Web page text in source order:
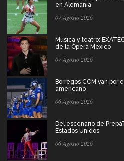
en Alemania
07 Agosto 2026
Música y teatro:
de la Ópera Mexico
07 Agosto 2026
Borregos CCM van por
americano
06 Agosto 2026
Del escenario de
Estados Unidos
06 Agosto 2026